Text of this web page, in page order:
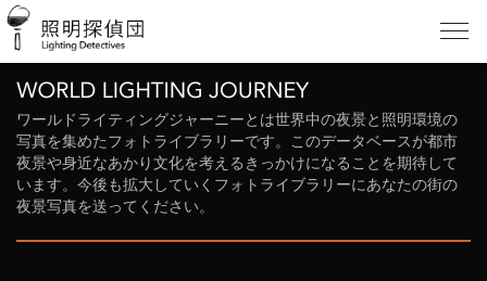
ワールドライティングジャーニーとは世界中の夜景と照明環境の
写真を集めたフォトライブラリーです。このデータベースが都市
夜景や身近なあかり文化を考えるきっかけになることを期待して
います。今後も拡大していくフォトライブラリーにあなたの街の
夜景写真を送ってください。